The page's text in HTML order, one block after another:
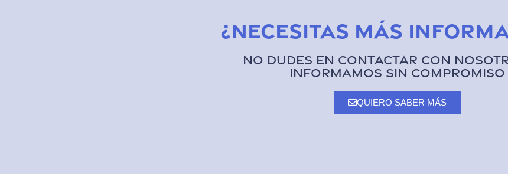
¿Necesitas más
No dudes en contactar con
informamos sin compromiso
QUIERO SABER MÁS